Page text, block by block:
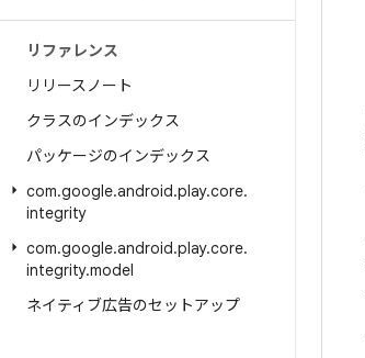
リファレンス
リリースノート
クラスのインデックス
パッケージのインデックス
com.google.android.play.core.
integrity
com.google.android.play.core.
integrity.model
ネイティブ広告のセットアップ